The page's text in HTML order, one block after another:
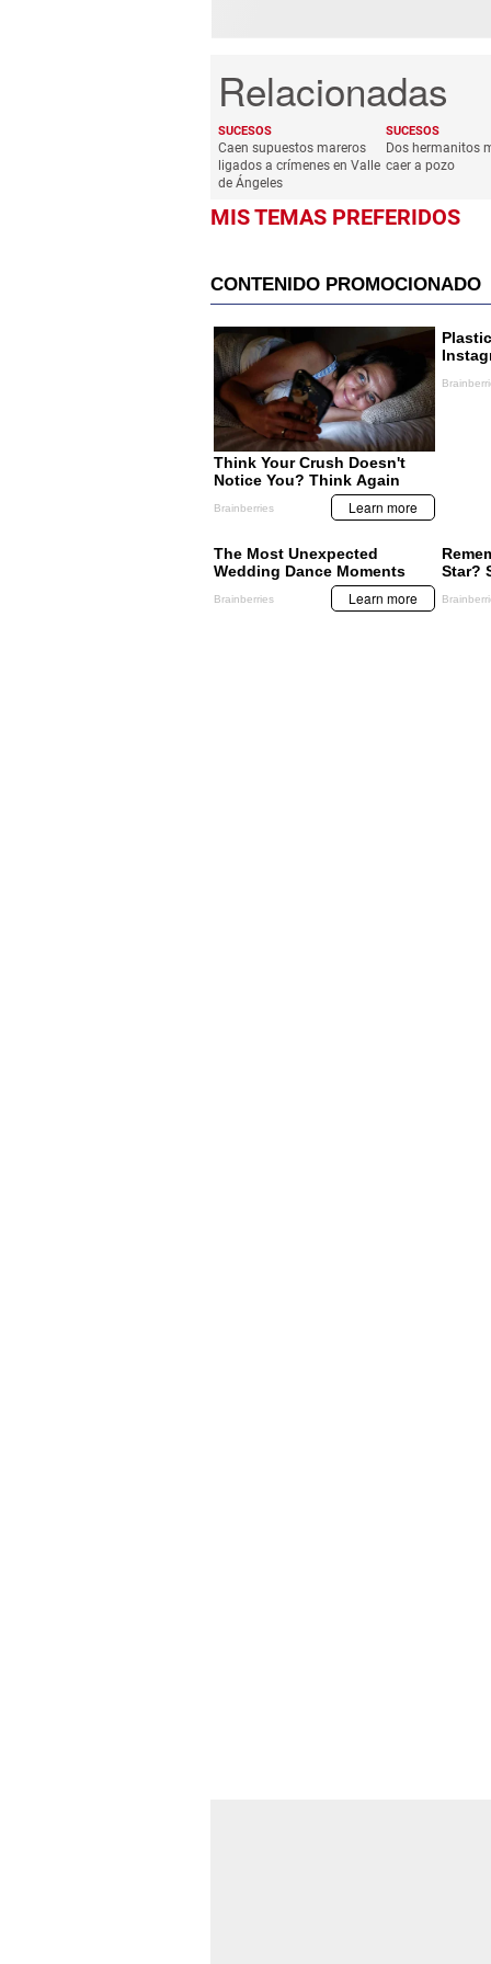
SUCESOS
Caen supuestos mareros
ligados a crímenes en Valle
de Ángeles
SUCESOS
Dos hermanitos
caer a pozo
MIS TEMAS PREFERIDOS